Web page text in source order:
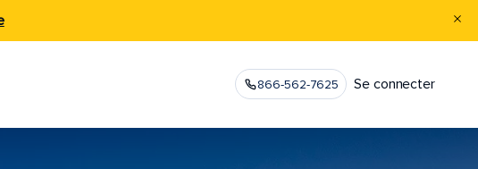
866-562-7625 Se connecter